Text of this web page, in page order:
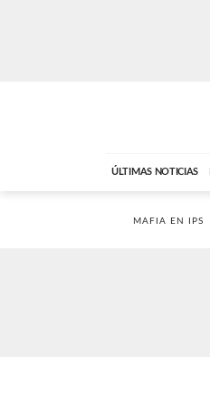
ÚLTIMAS NOTICIAS
MAFIA EN IPS